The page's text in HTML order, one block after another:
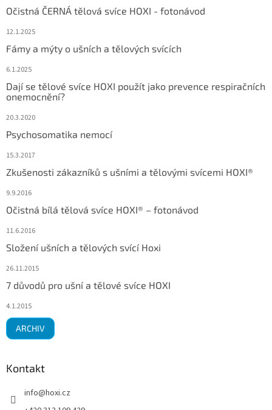
Očistná ČERNÁ tělová svíce HOXI - fotonávod
12.1.2025
Fámy a mýty o ušních a tělových svících
6.1.2025
Dají se tělové svíce HOXI použít jako prevence respiračních
onemocnění?
20.3.2020
Psychosomatika nemocí
15.3.2017
Zkušenosti zákazníků s ušními a tělovými svícemi HOXI®
9.9.2016
Očistná bílá tělová svíce HOXI® – fotonávod
11.6.2016
Složení ušních a tělových svící Hoxi
26.11.2015
7 důvodů pro ušní a tělové svíce HOXI
4.1.2015
ARCHIV
Kontakt
info@hoxi.cz